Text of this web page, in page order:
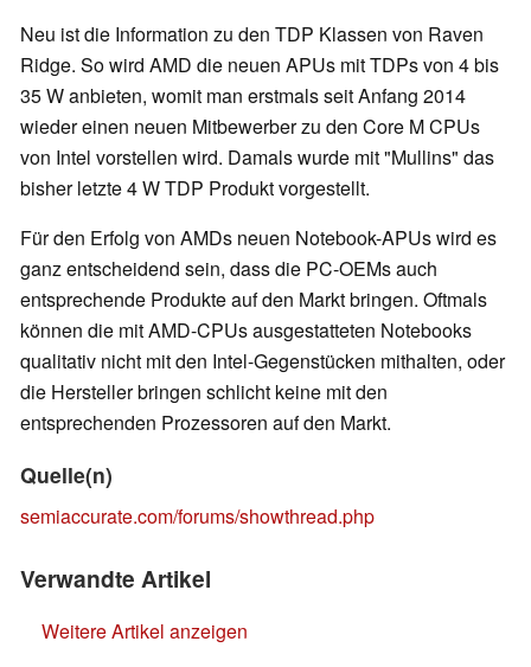
Neu ist die Information zu den TDP Klassen von Raven
Ridge. So wird AMD die neuen APUs mit TDPs von 4 bis
35 W anbieten, womit man erstmals seit Anfang 2014
wieder einen neuen Mitbewerber zu den Core M CPUs
von Intel vorstellen wird. Damals wurde mit "Mullins" das
bisher letzte 4 W TDP Produkt vorgestellt.
Für den Erfolg von AMDs neuen Notebook-APUs wird es
ganz entscheidend sein, dass die PC-OEMs auch
entsprechende Produkte auf den Markt bringen. Oftmals
können die mit AMD-CPUs ausgestatteten Notebooks
qualitativ nicht mit den Intel-Gegenstücken mithalten, oder
die Hersteller bringen schlicht keine mit den
entsprechenden Prozessoren auf den Markt.
Quelle(n)
semiaccurate.com/forums/showthread.php
Verwandte Artikel
Weitere Artikel anzeigen